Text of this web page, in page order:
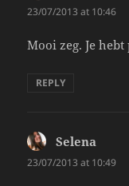
23/07/2013 at 10:46
Mooi zeg. Je
REPLY
Selena
23/07/2013 at 10:49